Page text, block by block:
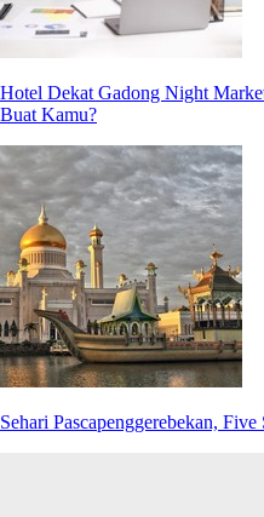
Hotel Dekat Gadong Night
Buat Kamu?
Sehari Pascapenggerebekan,